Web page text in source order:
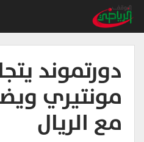
دورتموند
مونتيري
مع الريال